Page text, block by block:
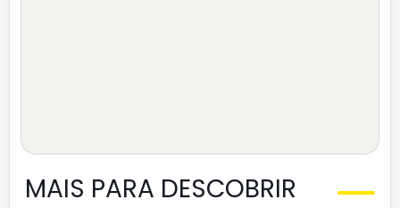
MAIS PARA DESCOBRIR